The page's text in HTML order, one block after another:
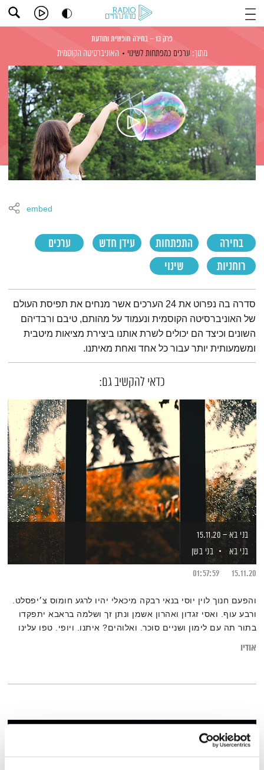
פרק 13 – בחירה חופשית ומודעת
מתוך: ערכים כמפתחות לשינוי האוניברסיטה הקוסמית
בחירה התפתחות עידן חדש
ערכים
רוחניות
שינוי
embed
תמצית הפודקאסט
סדרה בה נפרוט את 24 הערכים אשר מנחים את תפיסת העולם
של האוניברסיטה הקוסמית ונעמוד על מהותם, טיבם ורבדיהם
השונים וכיצד הם יכולים לשרת אותנו ביצירת מציאות מיטבית
ומשמעותית יותר עבור כל אחד ואחת מאיתנו.
כדאי להקשיב גם:
בני בא – 15.11.20
בני בא
בני בשן
15.11.20
01:57:59
והפעם חנוך לוין יוסי בנאי רבקה מיכאלי יהיו לרגע חומוס צ׳יפסלט.
ורבע עוף. ואסי זגדון ואהרון אשמן ונתן זך ושלמה בראבא יתפקדו
בתור תה עם לימון ושניים סוכר. ואלוהים? איתנו. ויופי. טפו עלינו
אודיו